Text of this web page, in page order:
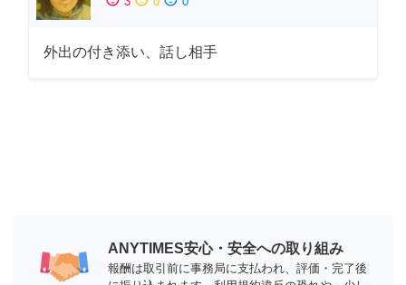
外出の付き添い、話し相手
ANYTIMES安心・安全への取り組み
報酬は取引前に事務局に支払われ、評価・完了後